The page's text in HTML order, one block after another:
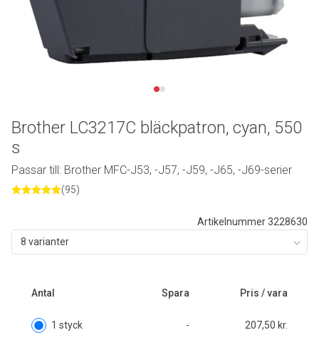
Artikelnummer 3228630
8 varianter
Antal Spara Pris / vara
1 styck - 207,50 kr.
Brother LC3217C bläckpatron, cyan, 550
s
Passar till: Brother MFC-J53, -J57, -J59, -J65, -J69-serier
(95)